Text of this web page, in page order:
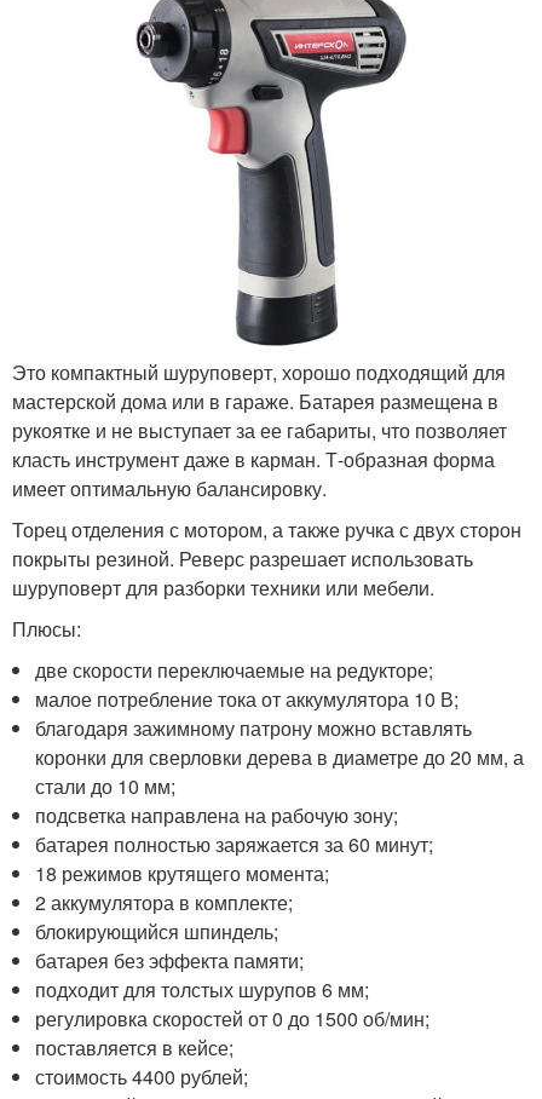
Это компактный шуруповерт, хорошо подходящий для
мастерской дома или в гараже. Батарея размещена в
рукоятке и не выступает за ее габариты, что позволяет
класть инструмент даже в карман. Т-образная форма
имеет оптимальную балансировку.
Торец отделения с мотором, а также ручка с двух сторон
покрыты резиной. Реверс разрешает использовать
шуруповерт для разборки техники или мебели.
Плюсы:
две скорости переключаемые на редукторе;
малое потребление тока от аккумулятора 10 В;
благодаря зажимному патрону можно вставлять
коронки для сверловки дерева в диаметре до 20 мм, а
стали до 10 мм;
подсветка направлена на рабочую зону;
батарея полностью заряжается за 60 минут;
18 режимов крутящего момента;
2 аккумулятора в комплекте;
блокирующийся шпиндель;
батарея без эффекта памяти;
подходит для толстых шурупов 6 мм;
регулировка скоростей от 0 до 1500 об/мин;
поставляется в кейсе;
стоимость 4400 рублей;